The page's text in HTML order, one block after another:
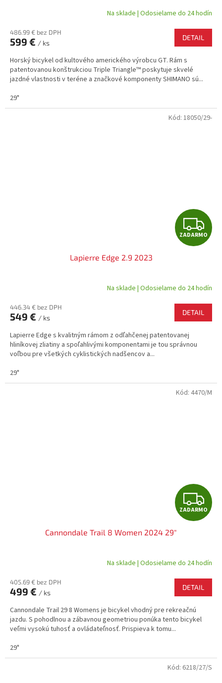
A
R
M
Na sklade | Odosielame do 24 hodín
486.99 € bez DPH
599 € / ks
DETAIL
Horský bicykel od kultového amerického výrobcu GT. Rám s
patentovanou konštrukciou Triple Triangle™ poskytuje skvelé
jazdné vlastnosti v teréne a značkové komponenty SHIMANO sú...
29"
Z
A
A
R
M
ZADARMO
Lapierre Edge 2.9 2023
Na sklade | Odosielame do 24 hodín
446.34 € bez DPH
549 € / ks
DETAIL
Lapierre Edge s kvalitným rámom z odľahčenej patentovanej
hliníkovej zliatiny a spoľahlivými komponentami je tou správnou
voľbou pre všetkých cyklistických nadšencov a...
29"
Kód: 18050/29-
Z
A
A
R
M
ZADARMO
Cannondale Trail 8 Women 2024 29"
Na sklade | Odosielame do 24 hodín
405.69 € bez DPH
499 € / ks
DETAIL
Cannondale Trail 29 8 Womens je bicykel vhodný pre rekreačnú
jazdu. S pohodlnou a zábavnou geometriou ponúka tento bicykel
veľmi vysokú tuhosť a ovládateľnosť. Prispieva k tomu...
29"
Kód: 4470/M
Kód: 6218/27/S